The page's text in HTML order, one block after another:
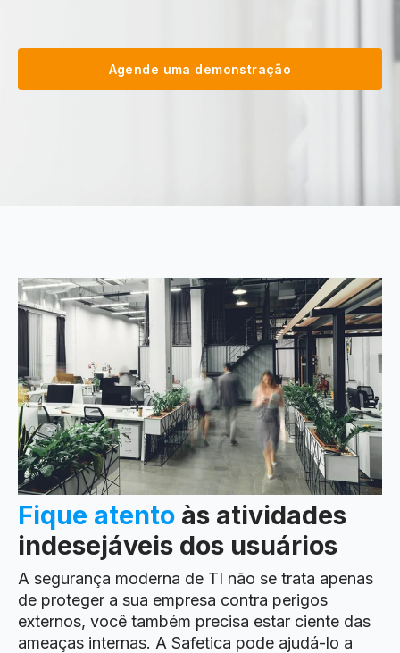
Agende uma demonstração
Fique atento às atividades
indesejáveis dos usuários
A segurança moderna de TI não se trata apenas
de proteger a sua empresa contra perigos
externos, você também precisa estar ciente das
ameaças internas. A Safetica pode ajudá-lo a